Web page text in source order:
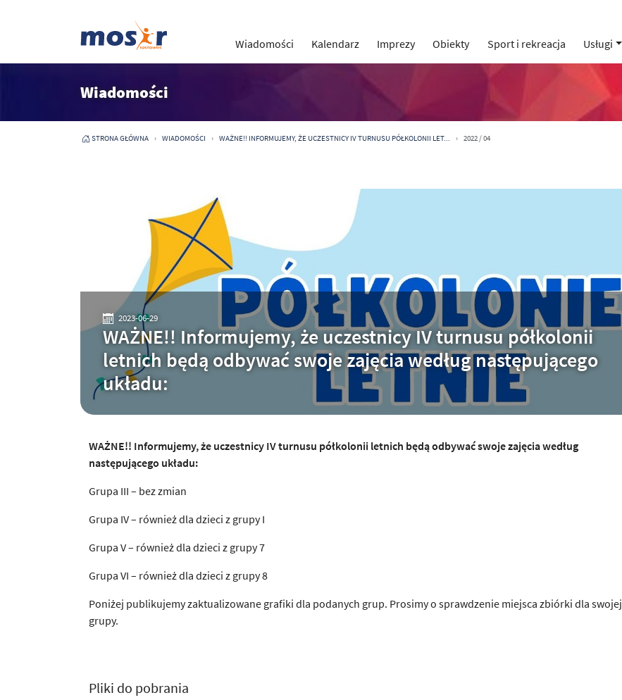
Wiadomości Kalendarz Imprezy Obiekty Sport i rekreacja Usługi
Wiadomości
STRONA GŁÓWNA WIADOMOŚCI WAŻNE!! INFORMUJEMY, ŻE UCZESTNICY IV TURNUSU PÓŁKOLONII LET... 2022 / 04
2023-06-29
WAŻNE!! Informujemy, że uczestnicy IV turnusu półkolonii
letnich będą odbywać swoje zajęcia według następującego
układu:
WAŻNE!! Informujemy, że uczestnicy IV turnusu półkolonii letnich będą odbywać swoje zajęcia według
następującego układu:
Grupa III – bez zmian
Grupa IV – również dla dzieci z grupy I
Grupa V – również dla dzieci z grupy 7
Grupa VI – również dla dzieci z grupy 8
Poniżej publikujemy zaktualizowane grafiki dla podanych grup. Prosimy o sprawdzenie miejsca zbiórki dla swojej
grupy.
Pliki do pobrania